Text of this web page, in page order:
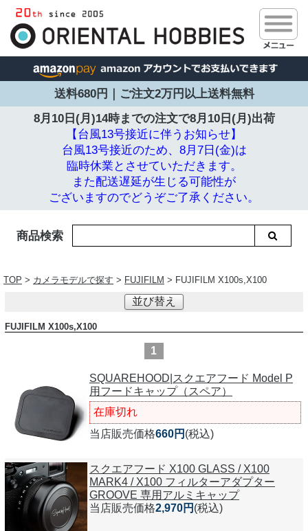
送料680円｜ご注文2万円以上送料無料
8月10日(月)14時までの注文で8月10日(月)出荷
【台風13号接近に伴うお知らせ】
台風13号接近のため、8月7日(金)は
臨時休業とさせていただきます。
また配送遅延が生じる可能性が
ございますのでどうぞご了承ください。
商品検索
TOP > カメラモデルで探す > FUJIFILM > FUJIFILM X100s,X100
並び替え
FUJIFILM X100s,X100
1
SQUAREHOOD|スクエアフード Model P
用フードキャップ（スペア）
在庫切れ
当店販売価格660円 (税込)
スクエアフード X100 GLASS / X100
MARK4 / X100 フィルターアダプター
GROOVE 専用アルミキャップ
当店販売価格2,970円 (税込)